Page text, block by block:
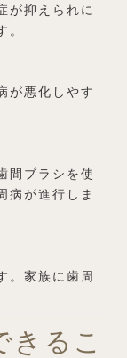
が抑えられに
。
が悪化しやす
間ブラシを使
病が進行しま
。家族に歯周
きるこ